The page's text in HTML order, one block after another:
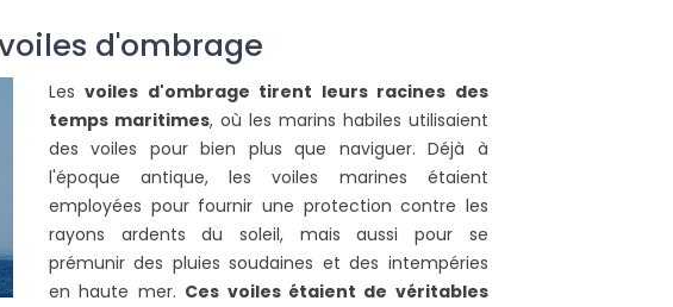
d'ombrage
Lesvoiles d'ombrage tirent leurs racines des
temps maritimes, où les marins habiles utilisaient
des voiles pour bien plus que naviguer. Déjà à
l'époque antique, les voiles marines étaient
employées pour fournir une protection contre les
rayons ardents du soleil, mais aussi pour se
prémunir des pluies soudaines et des intempéries
en haute mer. Ces voiles étaient de véritables